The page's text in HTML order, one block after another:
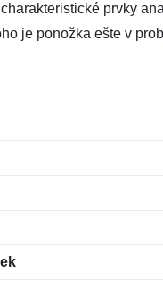
prvky
je ponožka ešte v